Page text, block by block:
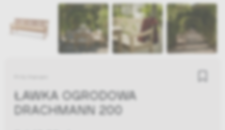
ŁAWKA OGRODOWA
DRACHMANN 200